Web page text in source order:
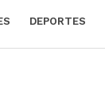
DEPORTES